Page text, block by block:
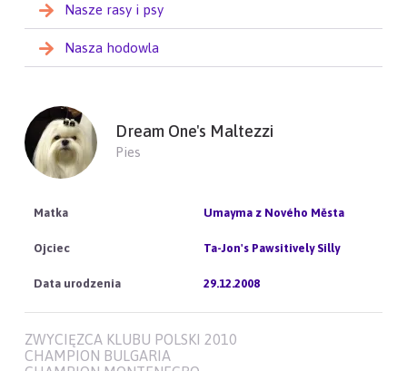
Nasze rasy i psy
Nasza hodowla
Dream One's Maltezzi
Pies
Umayma z Nového Města
Ta-Jon's Pawsitively Silly
29.12.2008
ZWYCIĘZCA KLUBU POLSKI 2010
CHAMPION BULGARIA